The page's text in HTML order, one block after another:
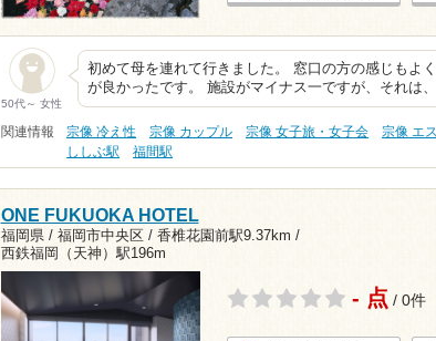
50代～ 女性
初めて母を連れて行きました。 窓口の方の感じもよ
が良かったです。 施設がマイナス一ですが、それは
関連情報 宗像 冷え性 宗像 カップル 宗像 女子旅・女子会 宗像 エ
ししぶ駅
福間駅
ONE FUKUOKA HOTEL
福岡県 / 福岡市中央区 / 香椎花園前駅9.37km /
西鉄福岡（天神）駅196m
- 点 / 0件